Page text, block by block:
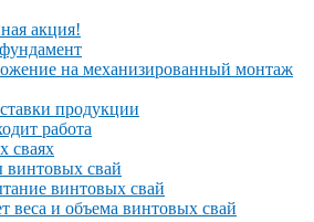
акция!
на механизированный монтаж
продукции
работа
сваях
свай
винтовых свай
веса и объема винтовых свай